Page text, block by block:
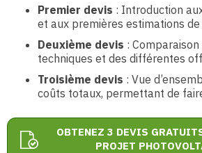
Premier devis : Introduction
et aux premières estimations de
Deuxième devis :
techniques et des différentes
Troisième devis : Vue
coûts totaux, permettant de
OBTENEZ 3 DEVIS
PROJET